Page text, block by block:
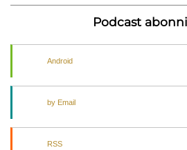
Podcast
Android
by Email
RSS